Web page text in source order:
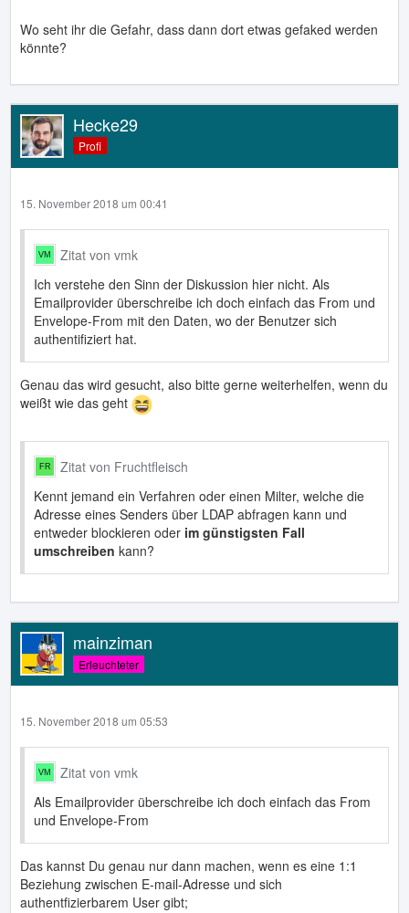
Wo seht ihr die Gefahr, dass dann dort etwas gefaked werden
könnte?
Hecke29
Profi
15. November 2018 um 00:41
Zitat von vmk
Ich verstehe den Sinn der Diskussion hier nicht. Als
Emailprovider überschreibe ich doch einfach das From und
Envelope-From mit den Daten, wo der Benutzer sich
authentifiziert hat.
Genau das wird gesucht, also bitte gerne weiterhelfen, wenn du
weißt wie das geht
Zitat von Fruchtfleisch
Kennt jemand ein Verfahren oder einen Milter, welche die
Adresse eines Senders über LDAP abfragen kann und
entweder blockieren oder im günstigsten Fall
umschreiben kann?
mainziman
Erleuchteter
15. November 2018 um 05:53
Zitat von vmk
Als Emailprovider überschreibe ich doch einfach das From
und Envelope-From
Das kannst Du genau nur dann machen, wenn es eine 1:1
Beziehung zwischen E-mail-Adresse und sich
authentfizierbarem User gibt;